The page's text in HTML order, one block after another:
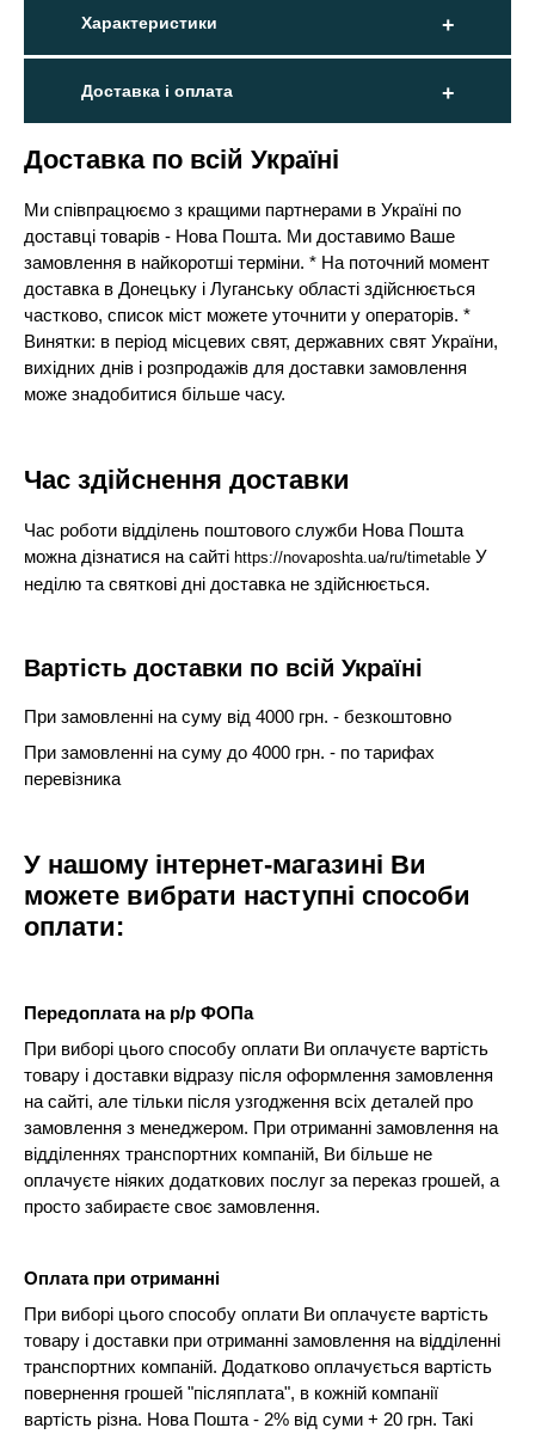
Характеристики
Доставка і оплата
Доставка по всій Україні
Ми співпрацюємо з кращими партнерами в Україні по
доставці товарів - Нова Пошта. Ми доставимо Ваше
замовлення в найкоротші терміни. * На поточний момент
доставка в Донецьку і Луганську області здійснюється
частково, список міст можете уточнити у операторів. *
Винятки: в період місцевих свят, державних свят України,
вихідних днів і розпродажів для доставки замовлення
може знадобитися більше часу.
Час здійснення доставки
Час роботи відділень поштового служби Нова Пошта
можна дізнатися на сайтіhttps://novaposhta.ua/ru/timetable У
неділю та святкові дні доставка не здійснюється.
Вартість доставки по всій Україні
При замовленні на суму від 4000 грн. - безкоштовно
При замовленні на суму до 4000 грн. - по тарифах
перевізника
У нашому інтернет-магазині Ви
можете вибрати наступні способи
оплати:
Передоплата на р/р ФОПа
При виборі цього способу оплати Ви оплачуєте вартість
товару і доставки відразу після оформлення замовлення
на сайті, але тільки після узгодження всіх деталей про
замовлення з менеджером. При отриманні замовлення на
відділеннях транспортних компаній, Ви більше не
оплачуєте ніяких додаткових послуг за переказ грошей, а
просто забираєте своє замовлення.
Оплата при отриманні
При виборі цього способу оплати Ви оплачуєте вартість
товару і доставки при отриманні замовлення на відділенні
транспортних компаній. Додатково оплачується вартість
повернення грошей "післяплата", в кожній компанії
вартість різна. Нова Пошта - 2% від суми + 20 грн. Такі